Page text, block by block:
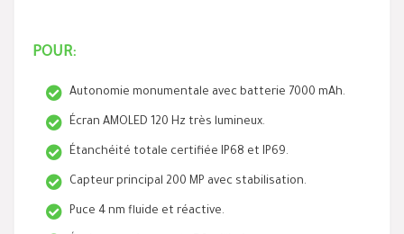
POUR:
Autonomie monumentale avec batterie 7000 mAh.
Écran AMOLED 120 Hz très lumineux.
Étanchéité totale certifiée IP68 et IP69.
Capteur principal 200 MP avec stabilisation.
Puce 4 nm fluide et réactive.